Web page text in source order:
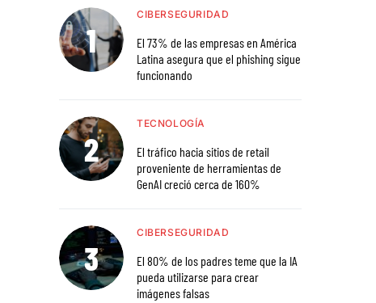
CIBERSEGURIDAD
El 73% de las empresas en América
Latina asegura que el phishing sigue
funcionando
TECNOLOGÍA
El tráfico hacia sitios de retail
proveniente de herramientas de
GenAI creció cerca de 160%
CIBERSEGURIDAD
El 80% de los padres teme que la IA
pueda utilizarse para crear
imágenes falsas